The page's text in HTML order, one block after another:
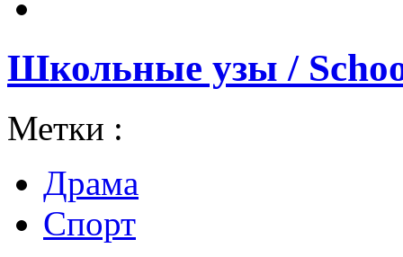
Школьные узы /
Метки :
Драма
Спорт